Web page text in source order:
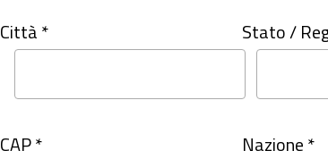
Città * Stato /
CAP * Nazione *